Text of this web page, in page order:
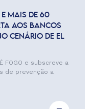
MAIS DE 60
AOS BANCOS
CENÁRIO DE EL
FOGO e subscreve a
de prevenção a